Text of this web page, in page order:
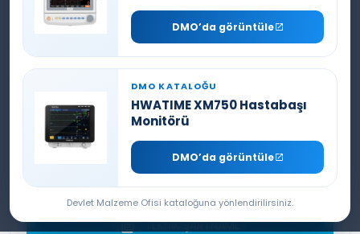
NORTHERN CRIUS V6 YOĞUNBAKIM
TEKNİK ŞARTNAME
DMO’da görüntüle
DMO KATALOĞU
HWATIME XM750 Hastabaşı
Monitörü
DMO’da görüntüle
Devlet Malzeme Ofisi kataloğuna yönlendirilirsiniz.